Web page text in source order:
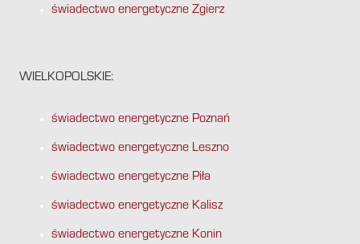
świadectwo energetyczne Zgierz
WIELKOPOLSKIE:
świadectwo energetyczne Poznań
świadectwo energetyczne Leszno
świadectwo energetyczne Piła
świadectwo energetyczne Kalisz
świadectwo energetyczne Konin